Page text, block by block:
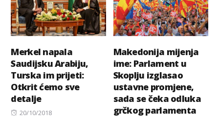
Merkel napala
Saudijsku Arabiju,
Turska im prijeti:
Otkrit ćemo sve
detalje
Posted
20/10/2018
Makedonija mijenja
ime: Parlament u
Skoplju izglasao
ustavne promjene,
sada se čeka odluka
grčkog parlamenta